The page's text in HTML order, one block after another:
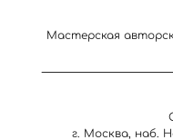
Мастерская
г. Москва, наб.